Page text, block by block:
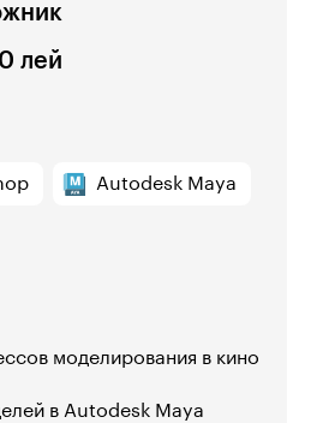
лей
Autodesk Maya
моделирования в кино
в Autodesk Maya